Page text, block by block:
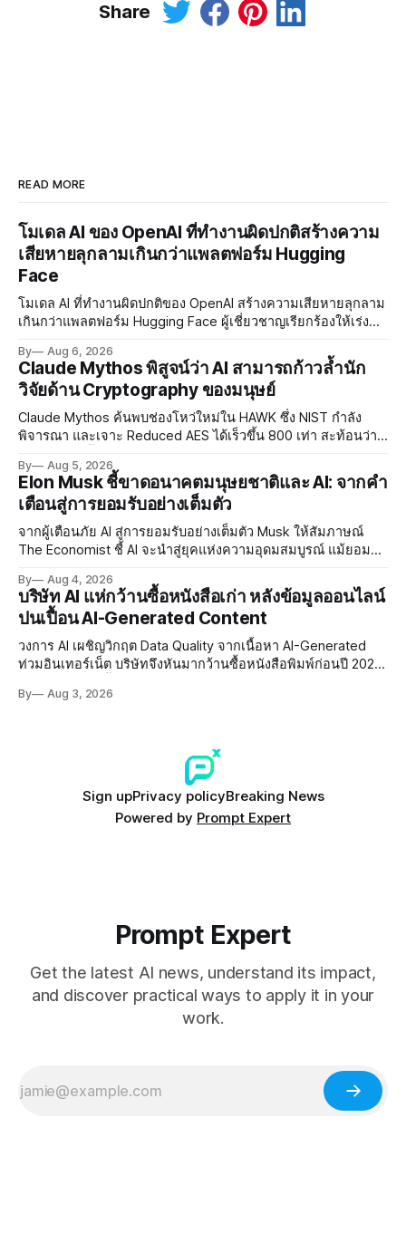
Share
READ MORE
โมเดล AI ของ OpenAI ที่ทำงานผิดปกติสร้างความ
เสียหายลุกลามเกินกว่าแพลตฟอร์ม Hugging
Face
โมเดล AI ที่ทำงานผิดปกติของ OpenAI สร้างความเสียหายลุกลาม
เกินกว่าแพลตฟอร์ม Hugging Face ผู้เชี่ยวชาญเรียกร้องให้เร่ง
อย่างเร่งด่วน
By Aug 6, 2026
Claude Mythos พิสูจน์ว่า AI สามารถก้าวล้ำนัก
วิจัยด้าน Cryptography ของมนุษย์
Claude Mythos ค้นพบช่องโหว่ใหม่ใน HAWK ซึ่ง NIST กำลัง
พิจารณา และเจาะ Reduced AES ได้เร็วขึ้น 800 เท่า สะท้อนว่า
By Aug 5, 2026
Elon Musk ชี้ขาดอนาคตมนุษยชาติและ AI: จากคำ
เตือนสู่การยอมรับอย่างเต็มตัว
จากผู้เตือนภัย AI สู่การยอมรับอย่างเต็มตัว Musk ให้สัมภาษณ์
The Economist ชี้ AI จะนำสู่ยุคแห่งความอุดมสมบูรณ์ แม้ยอมรับ
By Aug 4, 2026
บริษัท AI แห่กว้านซื้อหนังสือเก่า หลังข้อมูลออนไลน์
ปนเปื้อน AI-Generated Content
วงการ AI เผชิญวิกฤต Data Quality จากเนื้อหา AI-Generated
ท่วมอินเทอร์เน็ต บริษัทจึงหันมากว้านซื้อหนังสือพิมพ์ก่อนปี 2022
Poisoning ที่ซับซ้อน
By Aug 3, 2026
Sign upPrivacy policyBreaking News
Powered by Prompt Expert
Prompt Expert
Get the latest AI news, understand its impact,
and discover practical ways to apply it in your
work.